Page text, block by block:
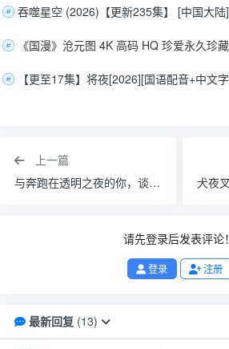
上一篇
与奔跑在透明之夜的你，谈一场看不见的恋爱 (2026) [1080P] [内封简繁]
请先登录后发表评论！
登录 注册
最新回复(13)